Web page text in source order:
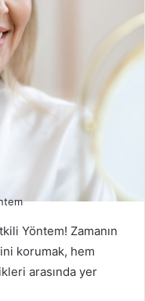
Yöntem! Zamanın
korumak, hem
arasında yer